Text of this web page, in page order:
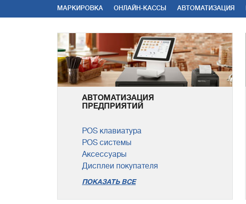
УСЛУГИ
МАРКИРОВКА ОНЛАЙН-КАССЫ АВТОМАТИЗАЦИЯ
АВТОМАТИЗАЦИЯ
ПРЕДПРИЯТИЙ
POS клавиатура
POS системы
Аксессуары
Дисплеи покупателя
ПОКАЗАТЬ ВСЕ